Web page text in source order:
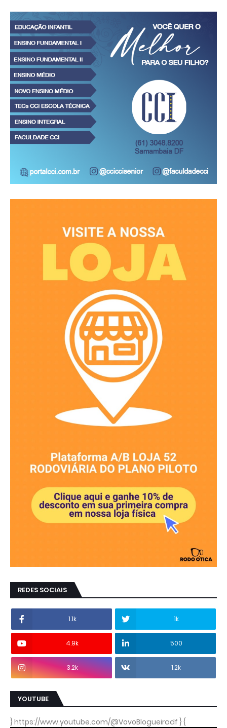
REDES SOCIAIS
1.1k 1k
4.9k 500
3.2k 1.2k
YOUTUBE
} https://www.youtube.com/@VovoBlogueiradf } {